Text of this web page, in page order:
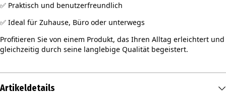
✅ Praktisch und benutzerfreundlich
✅ Ideal für Zuhause, Büro oder unterwegs
Profitieren Sie von einem Produkt, das Ihren Alltag erleichtert und
gleichzeitig durch seine langlebige Qualität begeistert.
Artikeldetails